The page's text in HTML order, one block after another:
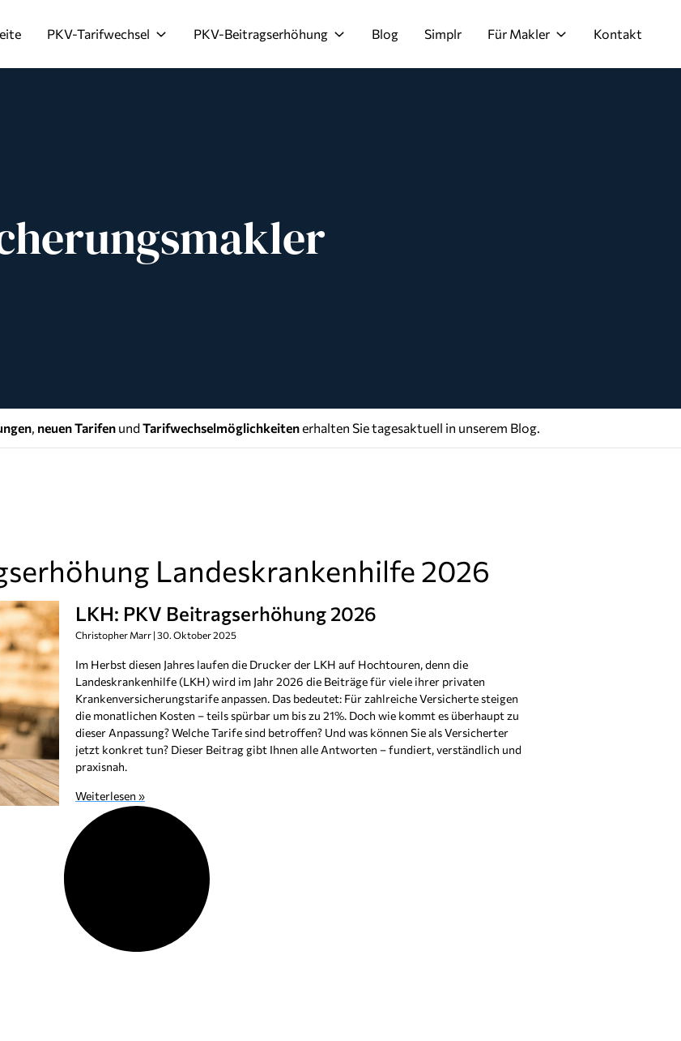
PKV-Tarifwechsel PKV-Beitragserhöhung Blog Simplr Für Makler Kontakt
, neuen Tarifen undTarifwechselmöglichkeitenerhalten Sie tagesaktuell in unserem Blog.
Landeskrankenhilfe 2026
LKH: PKV Beitragserhöhung 2026
Christopher Marr 30. Oktober 2025
Im Herbst diesen Jahres laufen die Drucker der LKH auf Hochtouren, denn die
Landeskrankenhilfe (LKH) wird im Jahr 2026 die Beiträge für viele ihrer privaten
Krankenversicherungstarife anpassen. Das bedeutet: Für zahlreiche Versicherte steigen
die monatlichen Kosten – teils spürbar um bis zu 21%. Doch wie kommt es überhaupt zu
dieser Anpassung? Welche Tarife sind betroffen? Und was können Sie als Versicherter
jetzt konkret tun? Dieser Beitrag gibt Ihnen alle Antworten – fundiert, verständlich und
praxisnah.
Weiterlesen »